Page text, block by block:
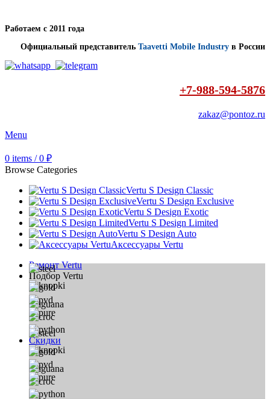
Работаем с 2011 года
Официальный представитель Taavetti Mobile Industry в России
+7-988-594-5876
zakaz@pontoz.ru
Menu
0 items / 0 ₽
Browse Categories
Vertu S Design Classic
Vertu S Design Exclusive
Vertu S Design Exotic
Vertu S Design Limited
Vertu S Design Auto
Аксессуары Vertu
Ремонт Vertu
Подбор Vertu
Скидки